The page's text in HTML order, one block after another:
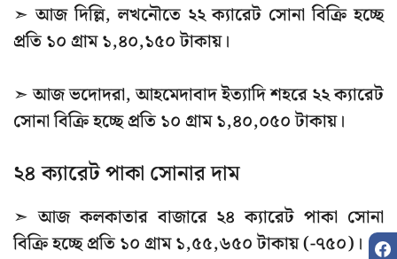
➣ আজ দিল্লি, লখনৌতে ২২ ক্যারেট সোনা বিক্রি হচ্ছে
প্রতি ১০ গ্রাম ১,৪০,১৫০ টাকায়।
➣ আজ ভদোদরা, আহমেদাবাদ ইত্যাদি শহরে ২২ ক্যারেট
সোনা বিক্রি হচ্ছে প্রতি ১০ গ্রাম ১,৪০,০৫০ টাকায়।
২৪ ক্যারেট পাকা সোনার দাম
➣ আজ কলকাতার বাজারে ২৪ ক্যারেট পাকা সোনা
বিক্রি হচ্ছে প্রতি ১০ গ্রাম ১,৫৫,৬৫০ টাকায় (-৭৫০)।